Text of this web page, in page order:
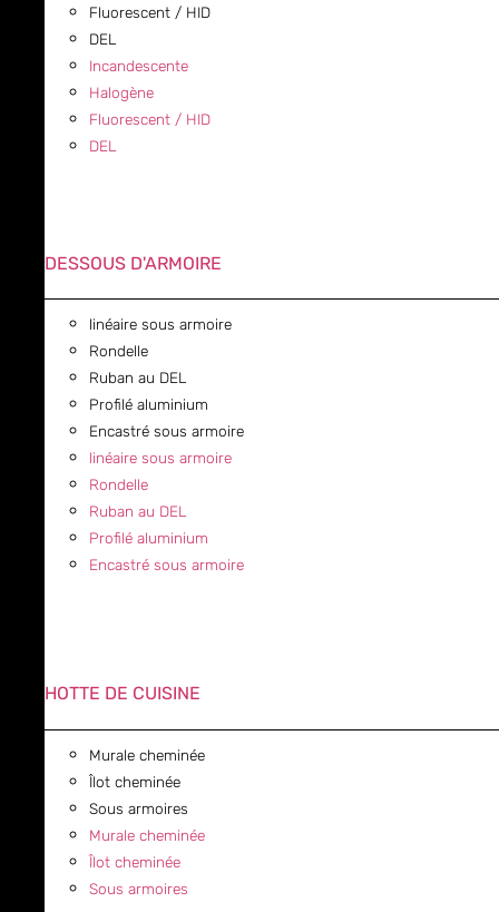
Fluorescent / HID
DEL
Incandescente
Halogène
Fluorescent / HID
DEL
DESSOUS D'ARMOIRE
linéaire sous armoire
Rondelle
Ruban au DEL
Profilé aluminium
Encastré sous armoire
linéaire sous armoire
Rondelle
Ruban au DEL
Profilé aluminium
Encastré sous armoire
HOTTE DE CUISINE
Murale cheminée
Îlot cheminée
Sous armoires
Murale cheminée
Îlot cheminée
Sous armoires